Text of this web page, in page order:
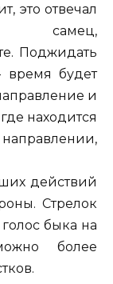
это отвечал
самец,
Поджидать
время будет
и
находится
действий
Стрелок
быка на
более